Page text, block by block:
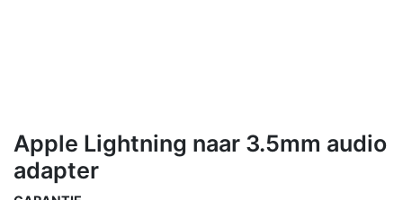
Apple Lightning naar 3.5mm audio
adapter